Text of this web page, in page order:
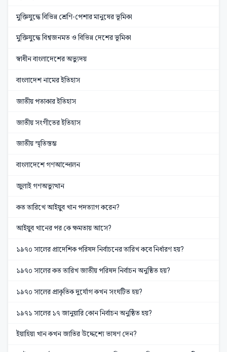
মুক্তিযুদ্ধে বিভিন্ন শ্রেণি-পেশার মানুষের ভূমিকা
মুক্তিযুদ্ধে বিশ্বজনমত ও বিভিন্ন দেশের ভূমিকা
স্বাধীন বাংলাদেশের অভ্যুদয়
বাংলাদেশ নামের ইতিহাস
জাতীয় পতাকার ইতিহাস
জাতীয় সংগীতের ইতিহাস
জাতীয় স্মৃতিস্তম্ভ
বাংলাদেশে গণআন্দোলন
জুলাই গণঅভ্যুত্থান
কত তারিখে আইয়ুব খান পদত্যাগ করেন?
আইয়ুব খানের পর কে ক্ষমতায় আসে?
১৯৭০ সালের প্রাদেশিক পরিষদ নির্বাচনের তারিখ কবে নির্ধারণ হয়?
১৯৭০ সালের কত তারিখ জাতীয় পরিষদ নির্বাচন অনুষ্ঠিত হয়?
১৯৭০ সালের প্রাকৃতিক দুর্যোগ কখন সংঘটিত হয়?
১৯৭১ সালের ১৭ জানুয়ারি কোন নির্বাচন অনুষ্ঠিত হয়?
ইয়াহিয়া খান কখন জাতির উদ্দেশ্যে ভাষণ দেন?